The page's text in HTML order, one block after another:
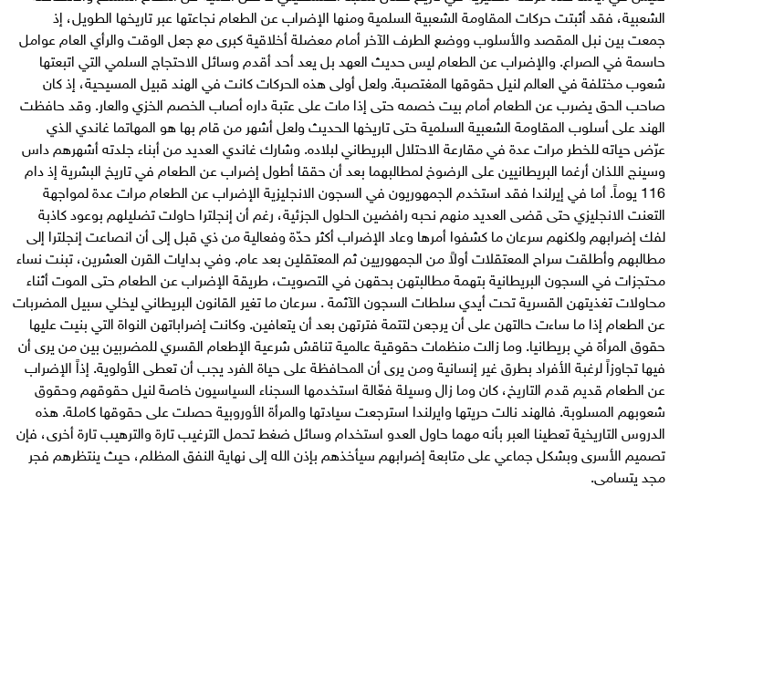
الشعبية، فقد أثبتت حركات المقاومة الشعبية السلمية ومنها الإضراب عن الطعام نجاعتها عبر تاريخها الطويل، إذ
جمعت بين نبل المقصد والأسلوب ووضع الطرف الآخر أمام معضلة أخلاقية كبرى مع جعل الوقت والرأي العام عوامل
حاسمة في الصراع. والإضراب عن الطعام ليس حديث العهد بل يعد أحد أقدم وسائل الاحتجاج السلمي التي اتبعتها
شعوب مختلفة في العالم لنيل حقوقها المغتصبة. ولعل أولى هذه الحركات كانت في الهند قبيل المسيحية، إذ كان
صاحب الحق يضرب عن الطعام أمام بيت خصمه حتى إذا مات على عتبة داره أصاب الخصم الخزي والعار. وقد حافظت
الهند على أسلوب المقاومة الشعبية السلمية حتى تاريخها الحديث ولعل أشهر من قام بها هو المهاتما غاندي الذي
عرّض حياته للخطر مرات عدة في مقارعة الاحتلال البريطاني لبلاده. وشارك غاندي العديد من أبناء جلدته أشهرهم داس
وسينج اللذان أرغما البريطانيين على الرضوخ لمطالبهما بعد أن حققا أطول إضراب عن الطعام في تاريخ البشرية إذ دام
116 يوماً. أما في إيرلندا فقد استخدم الجمهوريون في السجون الانجليزية الإضراب عن الطعام مرات عدة لمواجهة
التعنت الانجليزي حتى قضى العديد منهم نحبه رافضين الحلول الجزئية، رغم أن إنجلترا حاولت تضليلهم بوعود كاذبة
لفك إضرابهم ولكنهم سرعان ما كشفوا أمرها وعاد الإضراب أكثر حدّة وفعالية من ذي قبل إلى أن انصاعت إنجلترا إلى
مطالبهم وأطلقت سراح المعتقلات أولاً من الجمهوريين ثم المعتقلين بعد عام. وفي بدايات القرن العشرين، تبنت نساء
محتجزات في السجون البريطانية بتهمة مطالبتهن بحقهن في التصويت، طريقة الإضراب عن الطعام حتى الموت أثناء
محاولات تغذيتهن القسرية تحت أيدي سلطات السجون الآثمة . سرعان ما تغير القانون البريطاني ليخلي سبيل المضربات
عن الطعام إذا ما ساءت حالتهن على أن يرجعن لتتمة فترتهن بعد أن يتعافين. وكانت إضراباتهن النواة التي بنيت عليها
حقوق المرأة في بريطانيا. وما زالت منظمات حقوقية عالمية تناقش شرعية الإطعام القسري للمضربين بين من يرى أن
فيها تجاوزاً لرغبة الأفراد بطرق غير إنسانية ومن يرى أن المحافظة على حياة الفرد يجب أن تعطى الأولوية. إذاً الإضراب
عن الطعام قديم قدم التاريخ، كان وما زال وسيلة فعّالة استخدمها السجناء السياسيون خاصة لنيل حقوقهم وحقوق
شعوبهم المسلوبة. فالهند نالت حريتها وايرلندا استرجعت سيادتها والمرأة الأوروبية حصلت على حقوقها كاملة. هذه
الدروس التاريخية تعطينا العبر بأنه مهما حاول العدو استخدام وسائل ضغط تحمل الترغيب تارة والترهيب تارة أخرى، فإن
تصميم الأسرى وبشكل جماعي على متابعة إضرابهم سيأخذهم بإذن الله إلى نهاية النفق المظلم، حيث ينتظرهم فجر
مجد يتسامى.